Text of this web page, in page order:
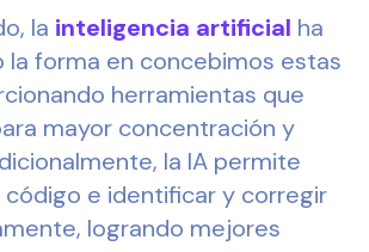
la inteligencia artificial ha
la forma en concebimos estas
herramientas que
mayor concentración y
la IA permite
e identificar y corregir
logrando mejores